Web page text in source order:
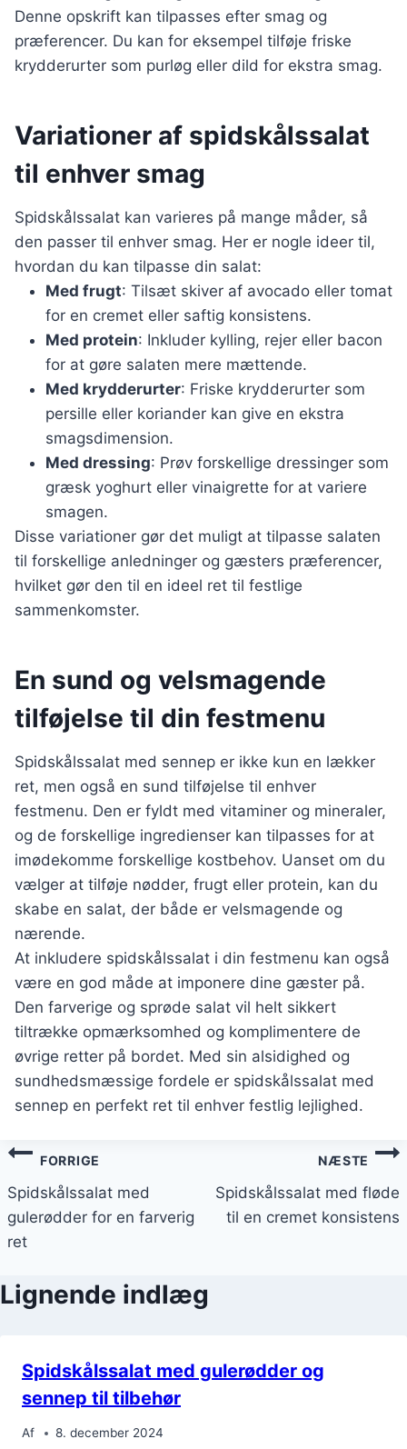
Denne opskrift kan tilpasses efter smag og
præferencer. Du kan for eksempel tilføje friske
krydderurter som purløg eller dild for ekstra smag.
Variationer af spidskålssalat
til enhver smag
Spidskålssalat kan varieres på mange måder, så
den passer til enhver smag. Her er nogle ideer til,
hvordan du kan tilpasse din salat:
Med frugt: Tilsæt skiver af avocado eller tomat
for en cremet eller saftig konsistens.
Med protein: Inkluder kylling, rejer eller bacon
for at gøre salaten mere mættende.
Med krydderurter: Friske krydderurter som
persille eller koriander kan give en ekstra
smagsdimension.
Med dressing: Prøv forskellige dressinger som
græsk yoghurt eller vinaigrette for at variere
smagen.
Disse variationer gør det muligt at tilpasse salaten
til forskellige anledninger og gæsters præferencer,
hvilket gør den til en ideel ret til festlige
sammenkomster.
En sund og velsmagende
tilføjelse til din festmenu
Spidskålssalat med sennep er ikke kun en lækker
ret, men også en sund tilføjelse til enhver
festmenu. Den er fyldt med vitaminer og mineraler,
og de forskellige ingredienser kan tilpasses for at
imødekomme forskellige kostbehov. Uanset om du
vælger at tilføje nødder, frugt eller protein, kan du
skabe en salat, der både er velsmagende og
nærende.
At inkludere spidskålssalat i din festmenu kan også
være en god måde at imponere dine gæster på.
Den farverige og sprøde salat vil helt sikkert
tiltrække opmærksomhed og komplimentere de
øvrige retter på bordet. Med sin alsidighed og
sundhedsmæssige fordele er spidskålssalat med
sennep en perfekt ret til enhver festlig lejlighed.
Indlægsnavigation
FORRIGE
Spidskålssalat med
gulerødder for en farverig
ret
NÆSTE
Spidskålssalat med fløde
til en cremet konsistens
Lignende indlæg
Spidskålssalat med gulerødder og
sennep til tilbehør
Af 8. december 2024